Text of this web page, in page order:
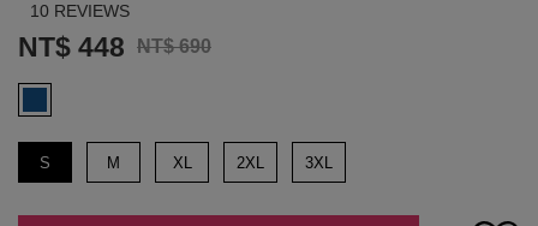
10 REVIEWS
NT$ 448 NT$ 690
S M XL 2XL 3XL